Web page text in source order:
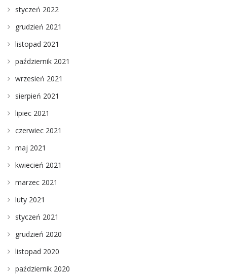
styczeń 2022
grudzień 2021
listopad 2021
październik 2021
wrzesień 2021
sierpień 2021
lipiec 2021
czerwiec 2021
maj 2021
kwiecień 2021
marzec 2021
luty 2021
styczeń 2021
grudzień 2020
listopad 2020
październik 2020